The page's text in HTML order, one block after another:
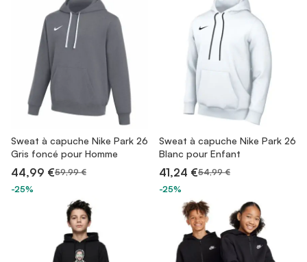
Sweat à capuche Nike Park 26
Gris foncé pour Homme
44,99 €59,99 €
-25%
Sweat à capuche Nike Park 26
Blanc pour Enfant
41,24 €54,99 €
-25%